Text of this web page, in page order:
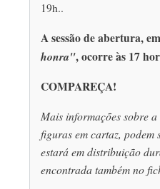
19h..
A sessão de abertura,
honra", ocorre às 17
COMPAREÇA!
Mais informações sobre
figuras em cartaz,
estará em distribuição
encontrada também no